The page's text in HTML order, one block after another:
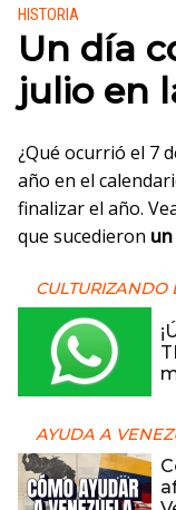
Publicado en:
HISTORIA
Un día
julio en
¿Qué ocurrió el 7
año en el
finalizar el año.
que sucedieron
CULTURIZANDO
AYUDA A